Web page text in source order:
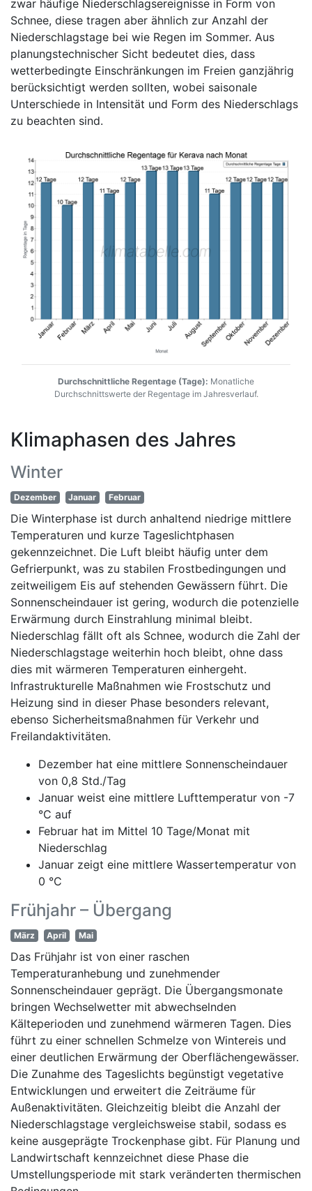
zwar häufige Niederschlagsereignisse in Form von
Schnee, diese tragen aber ähnlich zur Anzahl der
Niederschlagstage bei wie Regen im Sommer. Aus
planungstechnischer Sicht bedeutet dies, dass
wetterbedingte Einschränkungen im Freien ganzjährig
berücksichtigt werden sollten, wobei saisonale
Unterschiede in Intensität und Form des Niederschlags
zu beachten sind.
Durchschnittliche Regentage (Tage): Monatliche
Durchschnittswerte der Regentage im Jahresverlauf.
Klimaphasen des Jahres
Winter
Dezember Januar Februar
Die Winterphase ist durch anhaltend niedrige mittlere
Temperaturen und kurze Tageslichtphasen
gekennzeichnet. Die Luft bleibt häufig unter dem
Gefrierpunkt, was zu stabilen Frostbedingungen und
zeitweiligem Eis auf stehenden Gewässern führt. Die
Sonnenscheindauer ist gering, wodurch die potenzielle
Erwärmung durch Einstrahlung minimal bleibt.
Niederschlag fällt oft als Schnee, wodurch die Zahl der
Niederschlagstage weiterhin hoch bleibt, ohne dass
dies mit wärmeren Temperaturen einhergeht.
Infrastrukturelle Maßnahmen wie Frostschutz und
Heizung sind in dieser Phase besonders relevant,
ebenso Sicherheitsmaßnahmen für Verkehr und
Freilandaktivitäten.
Dezember hat eine mittlere Sonnenscheindauer
von 0,8 Std./Tag
Januar weist eine mittlere Lufttemperatur von -7
°C auf
Februar hat im Mittel 10 Tage/Monat mit
Niederschlag
Januar zeigt eine mittlere Wassertemperatur von
0 °C
Frühjahr – Übergang
März April Mai
Das Frühjahr ist von einer raschen
Temperaturanhebung und zunehmender
Sonnenscheindauer geprägt. Die Übergangsmonate
bringen Wechselwetter mit abwechselnden
Kälteperioden und zunehmend wärmeren Tagen. Dies
führt zu einer schnellen Schmelze von Wintereis und
einer deutlichen Erwärmung der Oberflächengewässer.
Die Zunahme des Tageslichts begünstigt vegetative
Entwicklungen und erweitert die Zeiträume für
Außenaktivitäten. Gleichzeitig bleibt die Anzahl der
Niederschlagstage vergleichsweise stabil, sodass es
keine ausgeprägte Trockenphase gibt. Für Planung und
Landwirtschaft kennzeichnet diese Phase die
Umstellungsperiode mit stark veränderten thermischen